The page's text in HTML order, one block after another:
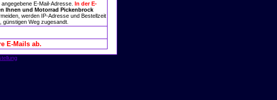
angegebene E-Mail-Adresse. In der E-
Ihnen und Motorrad Pickenbrock
werden IP-Adresse und Bestellzeit
Weg zugesandt.
E-Mails ab.